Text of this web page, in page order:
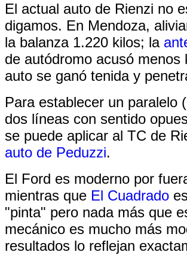
El actual auto de Rienzi no
digamos. En Mendoza,
la balanza 1.220 kilos; la
de autódromo acusó
auto se ganó tenida y
Para establecer un paralelo
dos líneas con sentido
se puede aplicar al TC de
auto de Peduzzi.
El Ford es moderno por
mientras que El Cuadrado
"pinta" pero nada más que
mecánico es mucho más
resultados lo reflejan